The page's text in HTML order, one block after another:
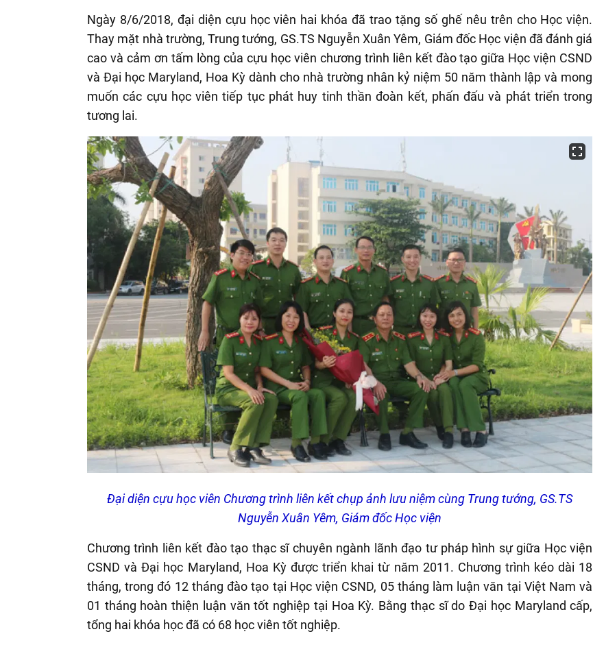
Ngày 8/6/2018, đại diện cựu học viên hai khóa đã trao tặng số ghế nêu trên cho Học viện.
Thay mặt nhà trường, Trung tướng, GS.TS Nguyễn Xuân Yêm, Giám đốc Học viện đã đánh giá
cao và cảm ơn tấm lòng của cựu học viên chương trình liên kết đào tạo giữa Học viện CSND
và Đại học Maryland, Hoa Kỳ dành cho nhà trường nhân kỷ niệm 50 năm thành lập và mong
muốn các cựu học viên tiếp tục phát huy tinh thần đoàn kết, phấn đấu và phát triển trong
tương lai.
Đại diện cựu học viên Chương trình liên kết chụp ảnh lưu niệm cùng Trung tướng, GS.TS
Nguyễn Xuân Yêm, Giám đốc Học viện
Chương trình liên kết đào tạo thạc sĩ chuyên ngành lãnh đạo tư pháp hình sự giữa Học viện
CSND và Đại học Maryland, Hoa Kỳ được triển khai từ năm 2011. Chương trình kéo dài 18
tháng, trong đó 12 tháng đào tạo tại Học viện CSND, 05 tháng làm luận văn tại Việt Nam và
01 tháng hoàn thiện luận văn tốt nghiệp tại Hoa Kỳ. Bằng thạc sĩ do Đại học Maryland cấp,
tổng hai khóa học đã có 68 học viên tốt nghiệp.